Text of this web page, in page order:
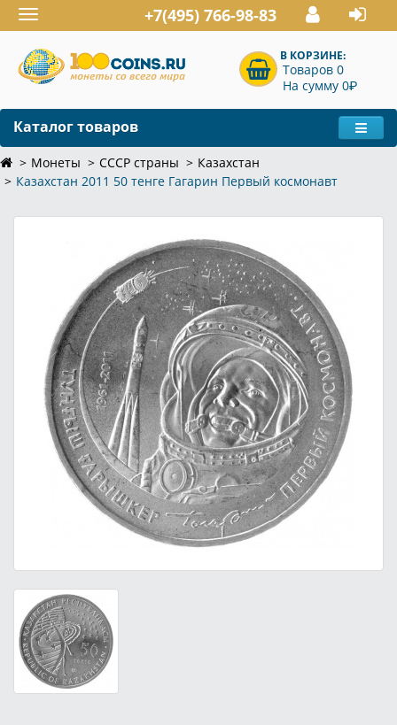
Toggle
navigation
+7(495) 766-98-83
В КОРЗИНЕ:
Товаров 0
На сумму 0P
Каталог товаров
Монеты СССР страны
Казахстан
Казахстан 2011 50 тенге Гагарин Первый космонавт